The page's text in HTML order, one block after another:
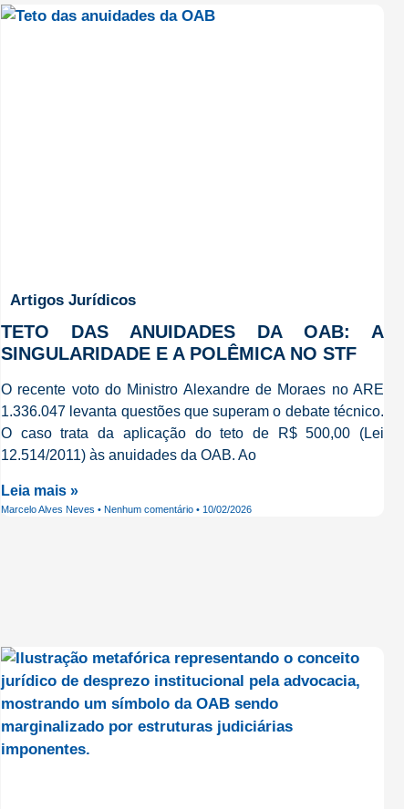
Artigos Jurídicos
TETO DAS ANUIDADES DA OAB: A
SINGULARIDADE E A POLÊMICA NO STF
O recente voto do Ministro Alexandre de Moraes no ARE
1.336.047 levanta questões que superam o debate técnico.
O caso trata da aplicação do teto de R$ 500,00 (Lei
12.514/2011) às anuidades da OAB. Ao
Leia mais »
Marcelo Alves Neves Nenhum comentário 10/02/2026